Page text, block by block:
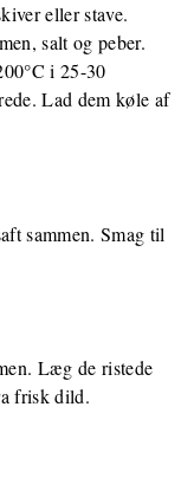
eller stave.
salt og peber.
i 25-30
Lad dem køle af
sammen. Smag til
Læg de ristede
frisk dild.